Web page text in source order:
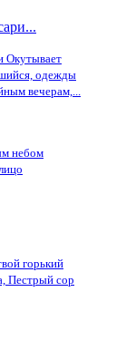
Окутывает
одежды
вечерам,...
небом
горький
Пестрый сор